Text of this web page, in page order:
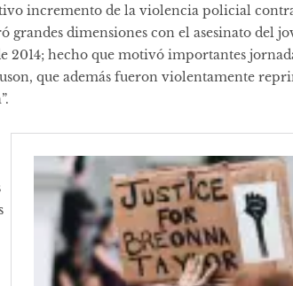
incremento de la violencia policial
grandes dimensiones con el asesinato del
2014; hecho que motivó importantes
que además fueron violentamente